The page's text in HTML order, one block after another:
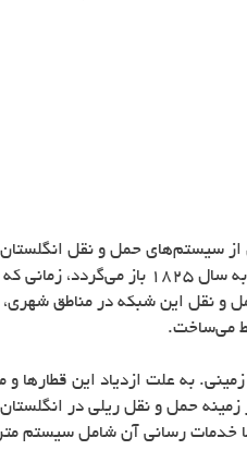
سیستم‌های حمل و نقل انگلستان
انگلستان جابجا می‌کنند. تاریخ
می‌ساخت.
به علت ازدیاد این
خدمات رسانی آن شامل سیستم